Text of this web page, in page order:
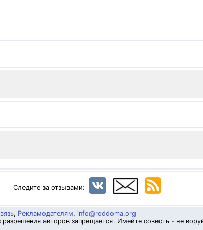
Следите за отзывами:
, Рекламодателям, info@roddoma.org
авторов запрещается. Имейте совесть - не